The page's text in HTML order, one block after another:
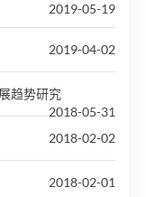
2019-05-19
2019-04-02
趋势研究
2018-05-31
2018-02-02
2018-02-01